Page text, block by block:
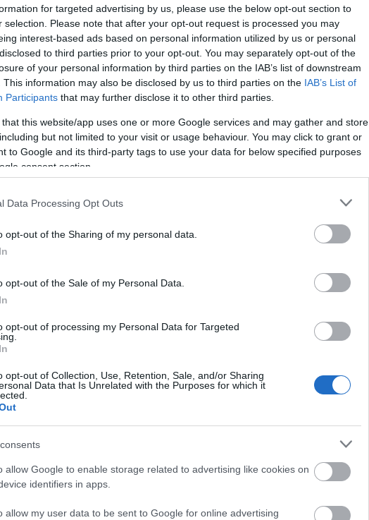
for targeted advertising by us, please use the below opt-out section to
selection. Please note that after your opt-out request is processed you may
interest-based ads based on personal information utilized by us or personal
to third parties prior to your opt-out. You may separately opt-out of the
of your personal information by third parties on the IAB’s list of downstream
This information may also be disclosed by us to third parties on the IAB’s List of
Participants that may further disclose it to other third parties.
that this website/app uses one or more Google services and may gather and store
but not limited to your visit or usage behaviour. You may click to grant or
to Google and its third-party tags to use your data for below specified purposes
consent section.
Data Processing Opt Outs
opt-out of the Sharing of my personal data.
opt-out of the Sale of my Personal Data.
opt-out of processing my Personal Data for Targeted
opt-out of Collection, Use, Retention, Sale, and/or Sharing
Data that Is Unrelated with the Purposes for which it
allow Google to enable storage related to advertising like cookies on
identifiers in apps.
allow my user data to be sent to Google for online advertising
rizsropogós köré építette, amelyhez többek
gorgonzola mártást és uborka bonbont kínált.
és a benne levő velő állt. Ez utóbbi jelentette most is